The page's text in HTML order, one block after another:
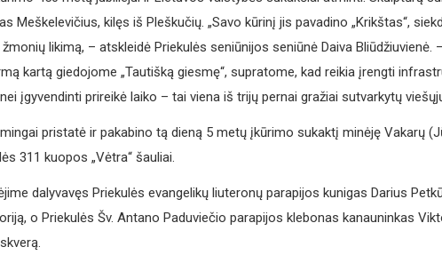
Meškelevičius, kilęs iš Pleškučių. „Savo kūrinį jis pavadino „Krikštas“,
likimą, – atskleidė Priekulės seniūnijos seniūnė Daiva Bliūdžiuvienė.
kartą giedojome „Tautišką giesmę“, supratome, kad reikia įrengti
įgyvendinti prireikė laiko – tai viena iš trijų pernai gražiai sutvarkytų
pristatė ir pakabino tą dieną 5 metų įkūrimo sukaktį minėję Vakarų
311 kuopos „Vėtra“ šauliai.
dalyvavęs Priekulės evangelikų liuteronų parapijos kunigas Darius
o Priekulės Šv. Antano Paduviečio parapijos klebonas kanauninkas